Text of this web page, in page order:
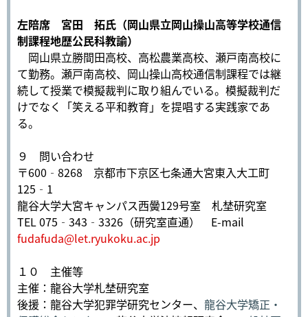
左陪席 宮田 拓氏（岡山県立岡山操山高等学校通信
制課程地歴公民科教諭）
岡山県立勝間田高校、高松農業高校、瀬戸南高校に
て勤務。瀬戸南高校、岡山操山高校通信制課程では継
続して授業で模擬裁判に取り組んでいる。模擬裁判だ
けでなく「笑える平和教育」を提唱する実践家であ
る。
９ 問い合わせ
〒600‐8268 京都市下京区七条通大宮東入大工町
125‐1
龍谷大学大宮キャンパス西黌129号室 札埜研究室
TEL 075‐343‐3326（研究室直通） E-mail
fudafuda@let.ryukoku.ac.jp
１０ 主催等
主催：龍谷大学札埜研究室
後援：龍谷大学犯罪学研究センター、 龍谷大学矯正・